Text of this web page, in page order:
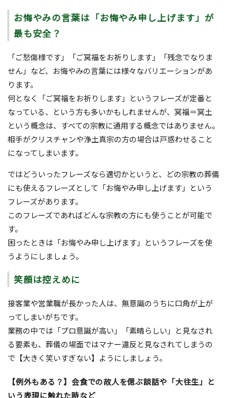
お悔やみの言葉は「お悔やみ申し上げます」が
最も安全？
「ご愁傷様です」「ご冥福をお祈りします」「残念でなりま
せん」など、お悔やみの言葉には様々なバリエーションがあ
ります。
何となく「ご冥福をお祈りします」というフレーズが定番と
なっている、という方も多いかもしれませんが、冥福＝冥土
という概念は、すべての宗教に通用する概念ではありません。
相手がクリスチャンや浄土真宗の方の場合は戸惑わせること
になってしまいます。
ではどういったフレーズなら適切かというと、どの宗教の葬儀
にも使えるフレーズとして「お悔やみ申し上げます」という
フレーズがあります。
このフレーズであればどんな宗教の方にも使うことが可能で
す。
困ったときは「お悔やみ申し上げます」というフレーズを使
うようにしましょう。
笑顔は控えめに
接客業や営業職が長かった人は、無意識のうちに口角が上が
ってしまいがちです。
業務の中では「プロ意識が高い」「素晴らしい」と見なされ
る要素も、葬儀の場面ではマナー違反と見なされてしまうの
で【大きく笑いすぎない】ようにしましょう。
【例外もある？】会食での故人を偲ぶ談話や「大往生」と
いう表現に触れた時など